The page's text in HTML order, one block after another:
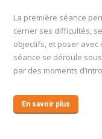
La première séance
cerner ses difficultés,
objectifs, et poser avec
séance se déroule
par des moments
En savoir plus